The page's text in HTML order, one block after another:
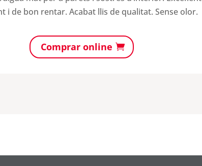
i de bon rentar. Acabat llis de qualitat. Sense olor.
Comprar online